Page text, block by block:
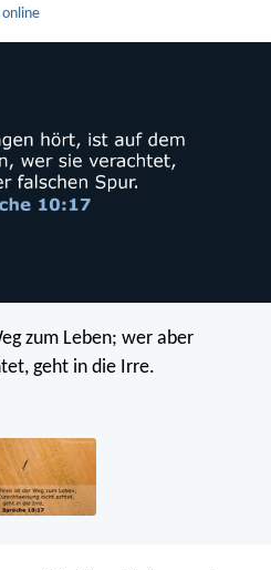
online
zum Leben; wer aber
geht in die Irre.